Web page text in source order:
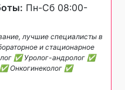
Пн-Сб 08:00-
лучшие специалисты в
и стационарное
✅ Уролог-андролог ✅
Онкогинеколог ✅